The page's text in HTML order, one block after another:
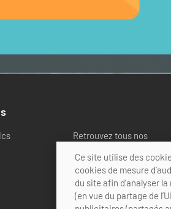
Retrouvez tous nos
Ce site utilise des
cookies de mesure
du site afin d’analyser
(en vue du partage de